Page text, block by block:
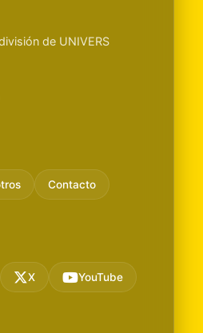
de UNIVERS
Contacto
X YouTube